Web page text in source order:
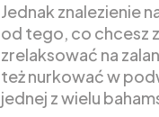
Jednak znalezienie
od tego, co chcesz
zrelaksować na
też nurkować w
jednej z wielu